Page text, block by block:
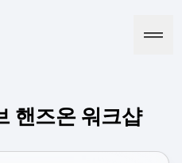
핸즈온 워크샵